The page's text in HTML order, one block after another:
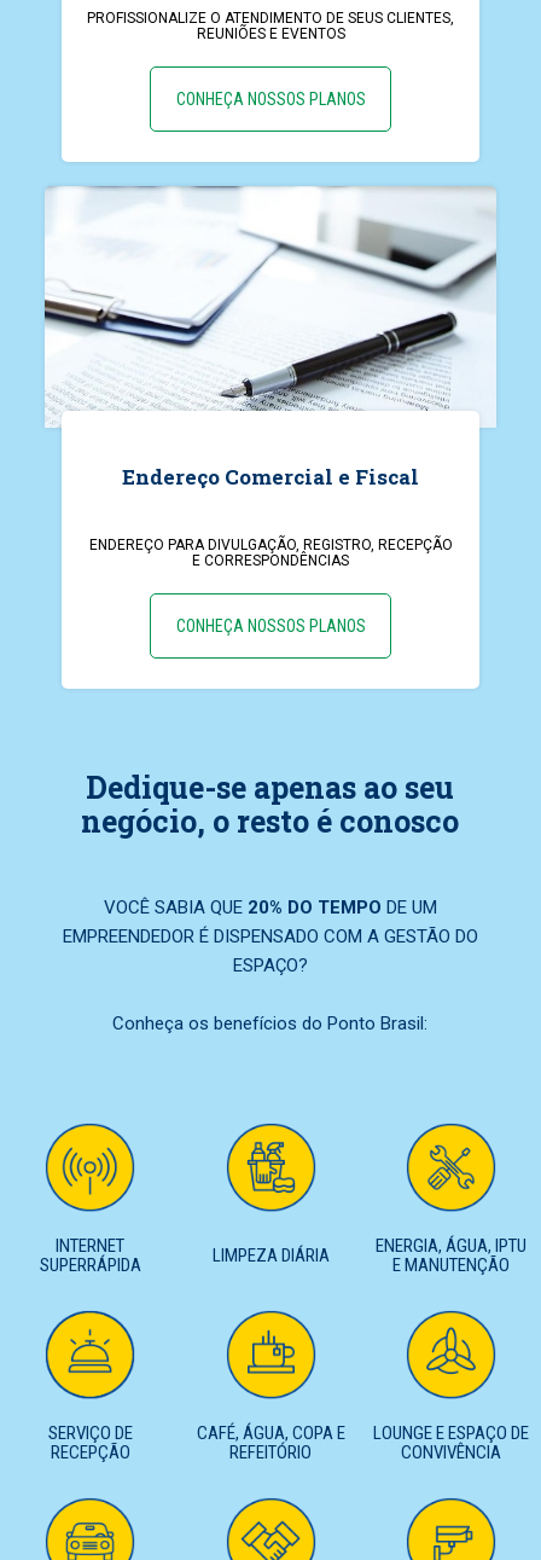
PROFISSIONALIZE O ATENDIMENTO DE SEUS CLIENTES,
REUNIÕES E EVENTOS
CONHEÇA NOSSOS PLANOS
Endereço Comercial e Fiscal
ENDEREÇO PARA DIVULGAÇÃO, REGISTRO, RECEPÇÃO
E CORRESPONDÊNCIAS
CONHEÇA NOSSOS PLANOS
Dedique-se apenas ao seu
negócio, o resto é conosco
VOCÊ SABIA QUE 20% DO TEMPO DE UM
EMPREENDEDOR É DISPENSADO COM A GESTÃO DO
ESPAÇO?
Conheça os benefícios do Ponto Brasil:
INTERNET
SUPERRÁPIDA
LIMPEZA DIÁRIA
ENERGIA, ÁGUA, IPTU
E MANUTENÇÃO
SERVIÇO DE
RECEPÇÃO
CAFÉ, ÁGUA, COPA E
REFEITÓRIO
LOUNGE E ESPAÇO DE
CONVIVÊNCIA